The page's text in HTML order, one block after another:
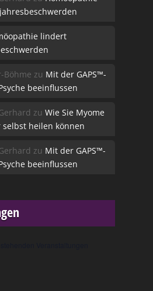
lindert
Böhme zu Mit der GAPS™-
beeinflussen
zu Wie Sie Myome
heilen können
zu Mit der GAPS™-
beeinflussen